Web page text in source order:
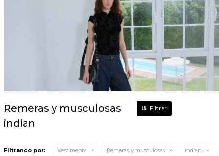
Remeras y musculosas
indian
Filtrando por: Vestimenta Remeras y musculosas indian